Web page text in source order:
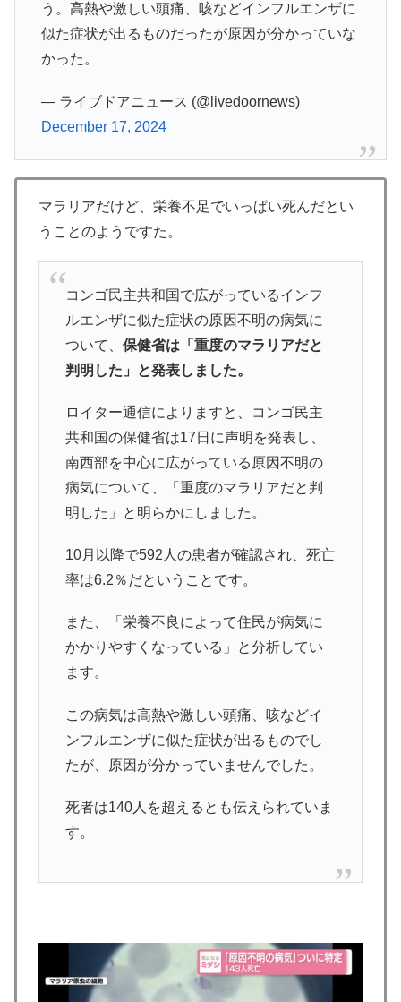
う。高熱や激しい頭痛、咳などインフルエンザに
似た症状が出るものだったが原因が分かっていな
かった。
— ライブドアニュース (@livedoornews)
December 17, 2024
マラリアだけど、栄養不足でいっぱい死んだとい
うことのようですた。
コンゴ民主共和国で広がっているインフ
ルエンザに似た症状の原因不明の病気に
ついて、 保健省は「重度のマラリアだと
判明した」と発表しました。
ロイター通信によりますと、コンゴ民主
共和国の保健省は17日に声明を発表し、
南西部を中心に広がっている原因不明の
病気について、「重度のマラリアだと判
明した」と明らかにしました。
10月以降で592人の患者が確認され、死亡
率は6.2％だということです。
また、「栄養不良によって住民が病気に
かかりやすくなっている」と分析してい
ます。
この病気は高熱や激しい頭痛、咳などイ
ンフルエンザに似た症状が出るものでし
たが、原因が分かっていませんでした。
死者は140人を超えるとも伝えられていま
す。